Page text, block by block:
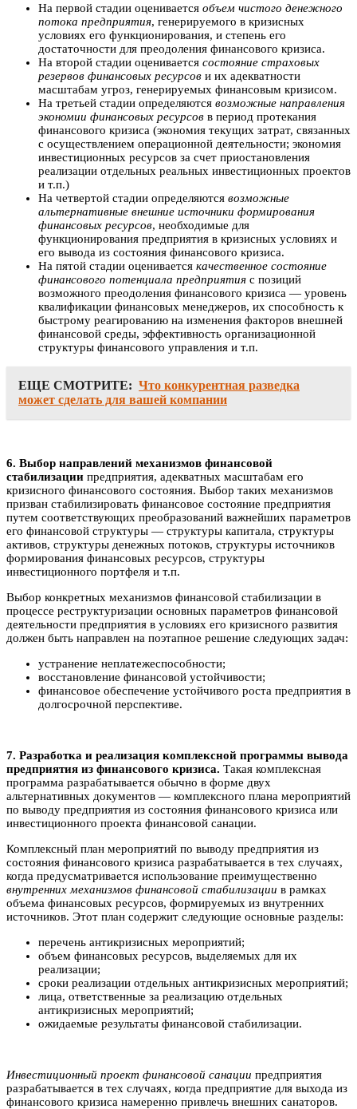
На первой стадии оценивается объем чистого денежного
потока предприятия, генерируемого в кризисных
условиях его функционирования, и степень его
достаточности для преодоления финансового кризиса.
На второй стадии оценивается состояние страховых
резервов финансовых ресурсов и их адекватности
масштабам угроз, генерируемых финансовым кризисом.
На третьей стадии определяются возможные направления
экономии финансовых ресурсов в период протекания
финансового кризиса (экономия текущих затрат, связанных
с осуществлением операционной деятельности; экономия
инвестиционных ресурсов за счет приостановления
реализации отдельных реальных инвестиционных проектов
и т.п.)
На четвертой стадии определяются возможные
альтернативные внешние источники формирования
финансовых ресурсов, необходимые для
функционирования предприятия в кризисных условиях и
его вывода из состояния финансового кризиса.
На пятой стадии оценивается качественное состояние
финансового потенциала предприятия с позиций
возможного преодоления финансового кризиса — уровень
квалификации финансовых менеджеров, их способность к
быстрому реагированию на изменения факторов внешней
финансовой среды, эффективность организационной
структуры финансового управления и т.п.
ЕЩЕ СМОТРИТЕ: Что конкурентная разведка
может сделать для вашей компании
6. Выбор направлений механизмов финансовой
стабилизации предприятия, адекватных масштабам его
кризисного финансового состояния. Выбор таких механизмов
призван стабилизировать финансовое состояние предприятия
путем соответствующих преобразований важнейших параметров
его финансовой структуры — структуры капитала, структуры
активов, структуры денежных потоков, структуры источников
формирования финансовых ресурсов, структуры
инвестиционного портфеля и т.п.
Выбор конкретных механизмов финансовой стабилизации в
процессе реструктуризации основных параметров финансовой
деятельности предприятия в условиях его кризисного развития
должен быть направлен на поэтапное решение следующих задач:
устранение неплатежеспособности;
восстановление финансовой устойчивости;
финансовое обеспечение устойчивого роста предприятия в
долгосрочной перспективе.
7. Разработка и реализация комплексной программы вывода
предприятия из финансового кризиса. Такая комплексная
программа разрабатывается обычно в форме двух
альтернативных документов — комплексного плана мероприятий
по выводу предприятия из состояния финансового кризиса или
инвестиционного проекта финансовой санации.
Комплексный план мероприятий по выводу предприятия из
состояния финансового кризиса разрабатывается в тех случаях,
когда предусматривается использование преимущественно
внутренних механизмов финансовой стабилизации в рамках
объема финансовых ресурсов, формируемых из внутренних
источников. Этот план содержит следующие основные разделы:
перечень антикризисных мероприятий;
объем финансовых ресурсов, выделяемых для их
реализации;
сроки реализации отдельных антикризисных мероприятий;
лица, ответственные за реализацию отдельных
антикризисных мероприятий;
ожидаемые результаты финансовой стабилизации.
Инвестиционный проект финансовой санации предприятия
разрабатывается в тех случаях, когда предприятие для выхода из
финансового кризиса намеренно привлечь внешних санаторов.